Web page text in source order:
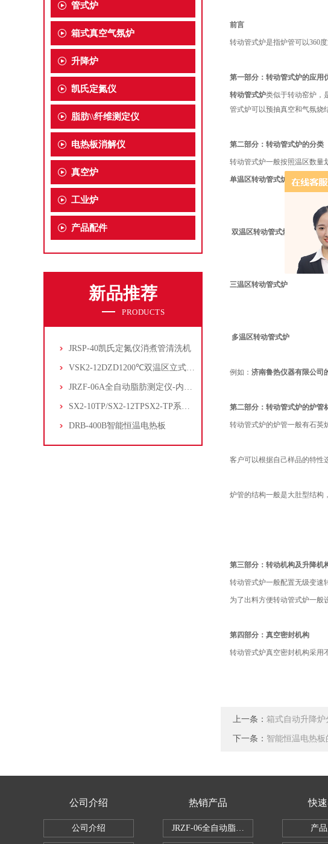
管式炉
箱式真空气氛炉
升降炉
凯氏定氮仪
脂肪\\纤维测定仪
电热板消解仪
真空炉
工业炉
产品配件
新品推荐
PRODUCTS
JRSP-40凯氏定氮仪消煮管清洗机
VSK2-12DZD1200℃双温区立式管式炉
JRZF-06A全自动脂肪测定仪-内置电子制冷系统
SX2-10TP/SX2-12TPSX2-TP系列经济型陶瓷纤维马弗炉
DRB-400B智能恒温电热板
前言
转动管式炉是指炉管可以360
第一部分：转动管式炉的应用
转动管式炉类似于转动窑炉，
管式炉可以预抽真空和气氛烧
第二部分：转动管式炉的分类
转动管式炉一般按照温区数量
单温区转动管式炉
双温区转动管式炉
三温区转动管式炉
多温区转动管式炉
例如： 济南鲁热仪器有限公司
第二部分：转动管式炉的炉管
转动管式炉的炉管一般有石英
客户可以根据自己样品的特性
炉管的结构一般是大肚型结构
第三部分：转动机构及升降机
转动管式炉一般配置无级变速
为了出料方便转动管式炉一般
第四部分：真空密封机构
转动管式炉真空密封机构采用
上一条： 箱式自动升降炉
下一条： 智能恒温电热
公司介绍
公司介绍
热销产品
JRZF-06全自动脂肪测定仪
快
产